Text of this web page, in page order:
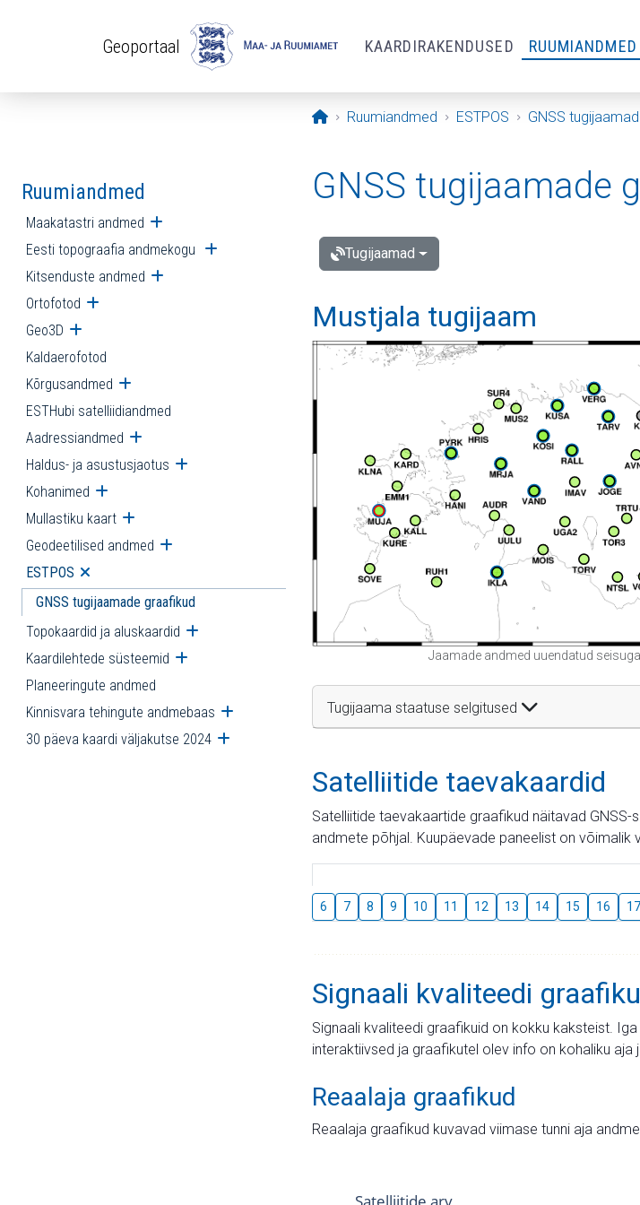
Geoportaal KAARDIRAKENDUSED RUUMIANDMED
Avaleht
Ruumiandmed ESTPOS GNSS
Ruumiandmed
Maakatastri andmed Ava alammenüü
Eesti topograafia andmekogu Ava alammenüü
Kitsenduste andmed Ava alammenüü
Ortofotod Ava alammenüü
Geo3D Ava alammenüü
Kaldaerofotod
Kõrgusandmed Ava alammenüü
ESTHubi satelliidiandmed
Aadressiandmed Ava alammenüü
Haldus- ja asustusjaotus Ava alammenüü
Kohanimed Ava alammenüü
Mullastiku kaart Ava alammenüü
Geodeetilised andmed Ava alammenüü
ESTPOS Ava alammenüü
GNSS tugijaamade graafikud
Topokaardid ja aluskaardid Ava alammenüü
Kaardilehtede süsteemid Ava alammenüü
Planeeringute andmed
Kinnisvara tehingute andmebaas Ava alammenüü
30 päeva kaardi väljakutse 2024 Ava alammenüü
GNSS tugijaamade
Tugijaamad
Mustjala tugijaam
Jaamade andmed uuendatud
Tugijaama staatuse selgitused
Satelliitide taevakaardid
Satelliitide taevakaartide graafikud näitavad
andmete põhjal. Kuupäevade paneelist on võimalik
6 7 8 9 10 11 12 13 14 15 16 17
Signaali kvaliteedi
Signaali kvaliteedi graafikuid on kokku kaksteist.
interaktiivsed ja graafikutel olev info on kohaliku aja
Reaalaja graafikud
Reaalaja graafikud kuvavad viimase tunni aja